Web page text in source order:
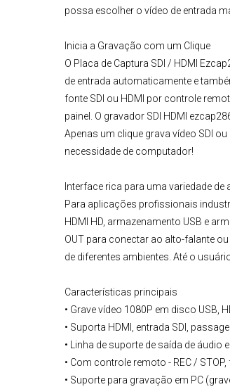
possa escolher o vídeo de entrada
Inicia a Gravação com um Clique
O Placa de Captura SDI / HDMI
de entrada automaticamente e
fonte SDI ou HDMI por controle
painel. O gravador SDI HDMI
Apenas um clique grava vídeo SDI
necessidade de computador!
Interface rica para uma variedade
Para aplicações profissionais
HDMI HD, armazenamento USB e
OUT para conectar ao alto-falante
de diferentes ambientes. Até o
Características principais
• Grave vídeo 1080P em disco USB,
• Suporta HDMI, entrada SDI,
• Linha de suporte de saída de áudio
• Com controle remoto - REC /
• Suporte para gravação em PC